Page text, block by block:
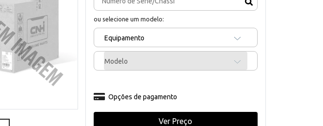
ou selecione um modelo:
Equipamento
Modelo
Opções de pagamento
Ver Preço